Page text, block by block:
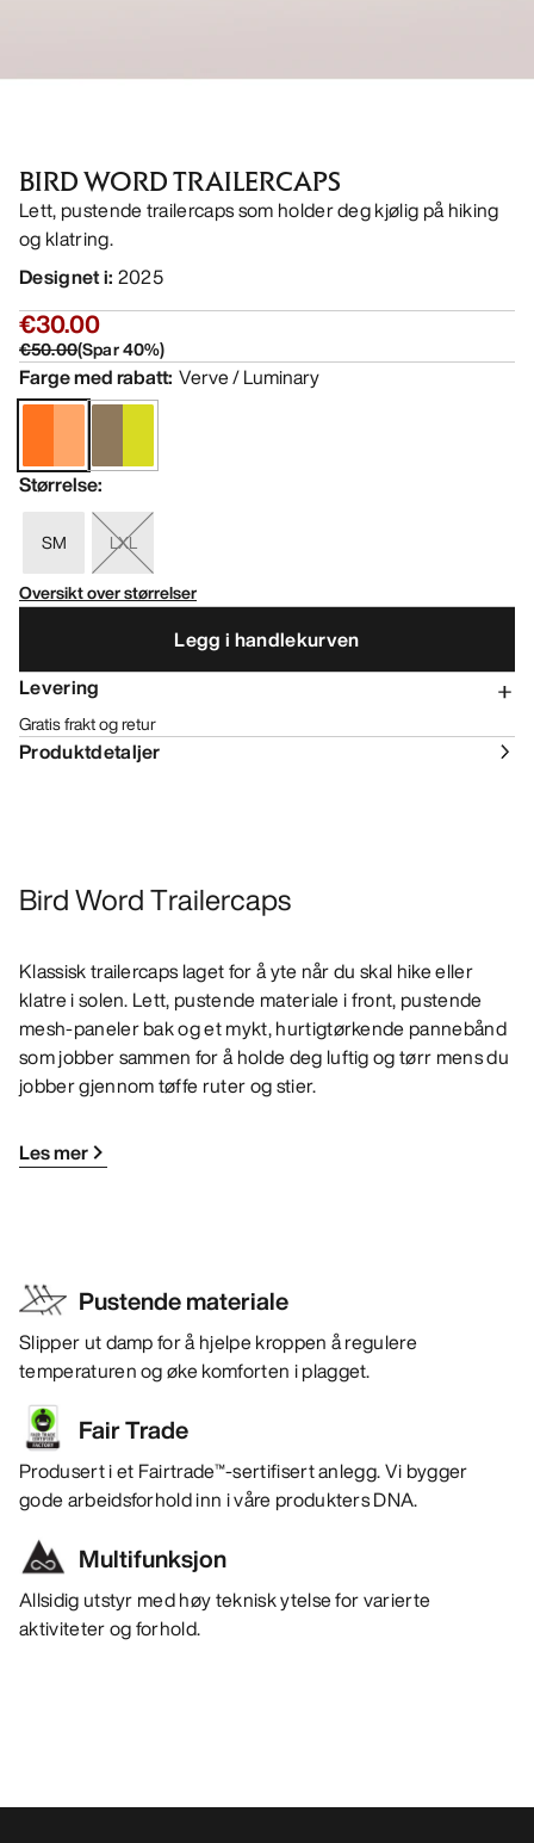
BIRD WORD TRAILERCAPS
Lett, pustende trailercaps som holder deg kjølig på hiking
og klatring.
Designet i: 2025
€30.00
€50.00(Spar40%)
Farge med rabatt: Verve / Luminary
Størrelse:
SM
LXL
Oversikt over størrelser
Legg i handlekurven
Levering
Gratis frakt og retur
Produktdetaljer
Bird Word Trailercaps
Klassisk trailercaps laget for å yte når du skal hike eller
klatre i solen. Lett, pustende materiale i front, pustende
mesh-paneler bak og et mykt, hurtigtørkende pannebånd
som jobber sammen for å holde deg luftig og tørr mens du
jobber gjennom tøffe ruter og stier.
Les mer
Pustende materiale
Slipper ut damp for å hjelpe kroppen å regulere
temperaturen og øke komforten i plagget.
Fair Trade
Produsert i et Fairtrade™-sertifisert anlegg. Vi bygger
gode arbeidsforhold inn i våre produkters DNA.
Multifunksjon
Allsidig utstyr med høy teknisk ytelse for varierte
aktiviteter og forhold.